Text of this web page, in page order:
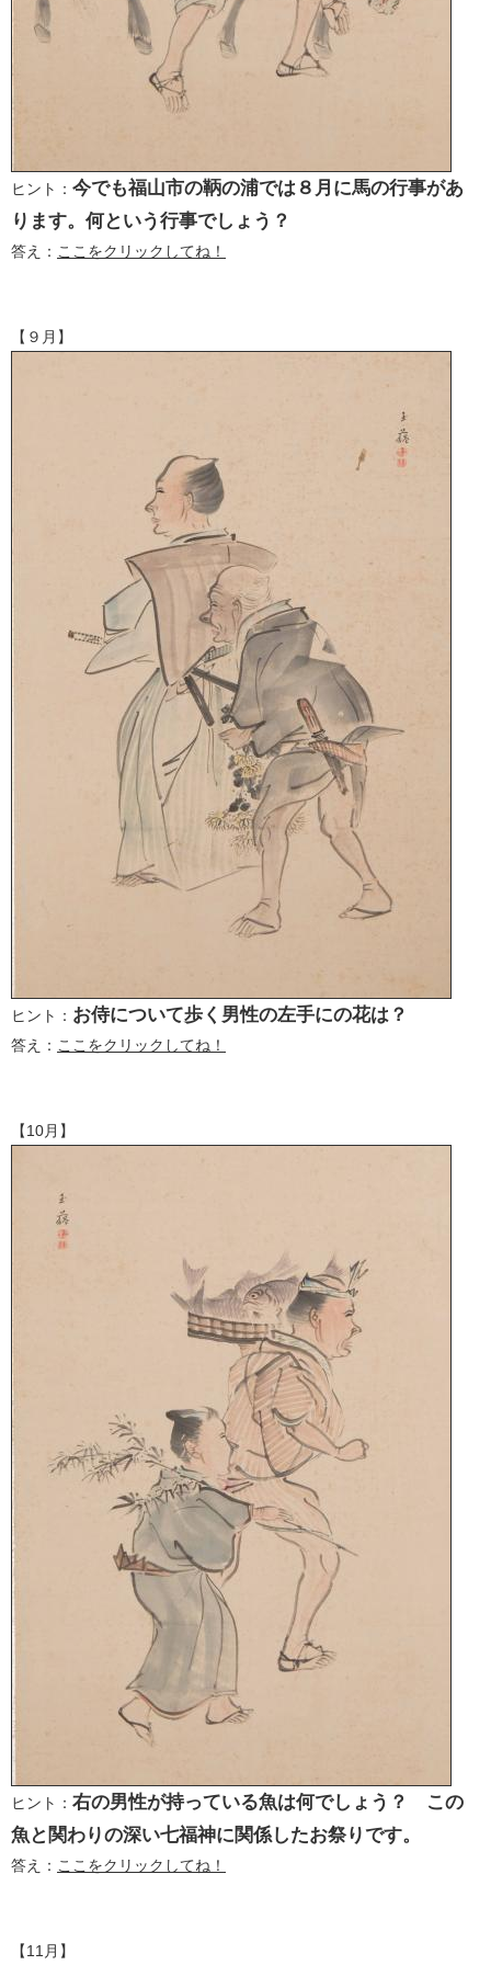
ヒント： 今でも福山市の鞆の浦では８月に馬の行事があ
ります。何という行事でしょう？
答え： ここをクリックしてね！
【９月】
ヒント： お侍について歩く男性の左手にの花は？
答え： ここをクリックしてね！
【10月】
ヒント： 右の男性が持っている魚は何でしょう？ この
魚と関わりの深い七福神に関係したお祭りです。
答え： ここをクリックしてね！
【11月】